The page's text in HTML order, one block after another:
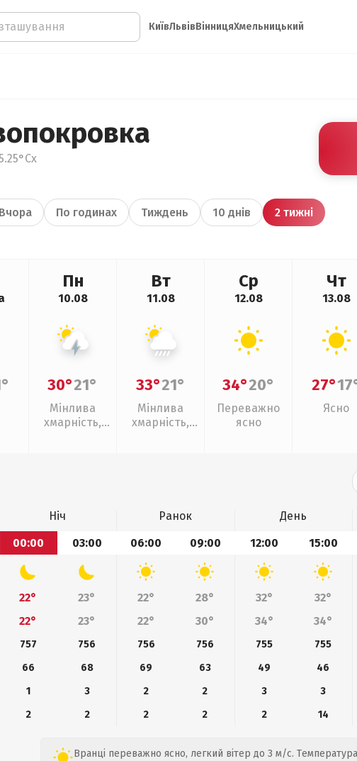
КиївЛьвівВінницяХмельницький
Вчора По годинах Тиждень 10 днів 2 тижні
Пн
10.08
30°21°
Мінлива
хмарність,
Вт
11.08
33°21°
Мінлива
хмарність,
Ср
12.08
34°20°
Переважно
ясно
Чт
13.08
27°
Ясно
Ніч Ранок День
00:00
03:00 06:00 09:00 12:00 15:00
22° 23° 22° 28° 32° 32°
22°
23° 22° 30° 34° 34°
757 756 756 756 755 755
66
68 69 63 49 46
1
3 2 2 3 3
2
2 2 2 2 14
Вранці переважно ясно, легкий вітер до 3 м/с. Температура